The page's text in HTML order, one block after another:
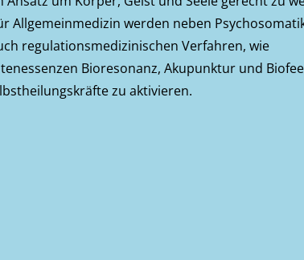
Allgemeinmedizin werden neben
regulationsmedizinischen Verfahren, wie
Bioresonanz, Akupunktur und
zu aktivieren.